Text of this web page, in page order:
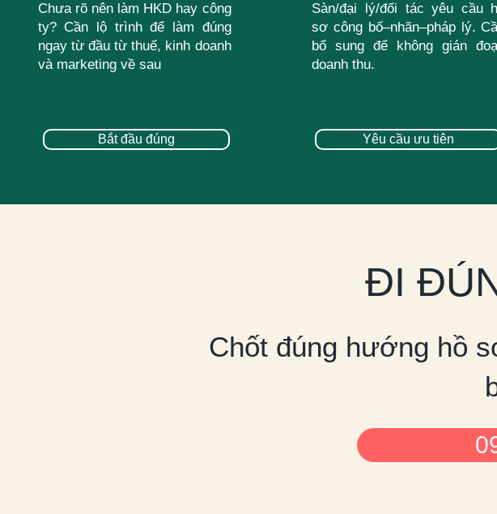
Chưa rõ nên làm HKD hay công
ty? Cần lộ trình để làm đúng
ngay từ đầu từ thuế, kinh doanh
và marketing về sau
Bắt đầu đúng
Sàn/đại lý/đối tác yêu cầu
sơ công bố–nhãn–pháp lý.
bổ sung để không gián
doanh thu.
Yêu cầu ưu tiên
ĐI
Chốt đúng hướng hồ